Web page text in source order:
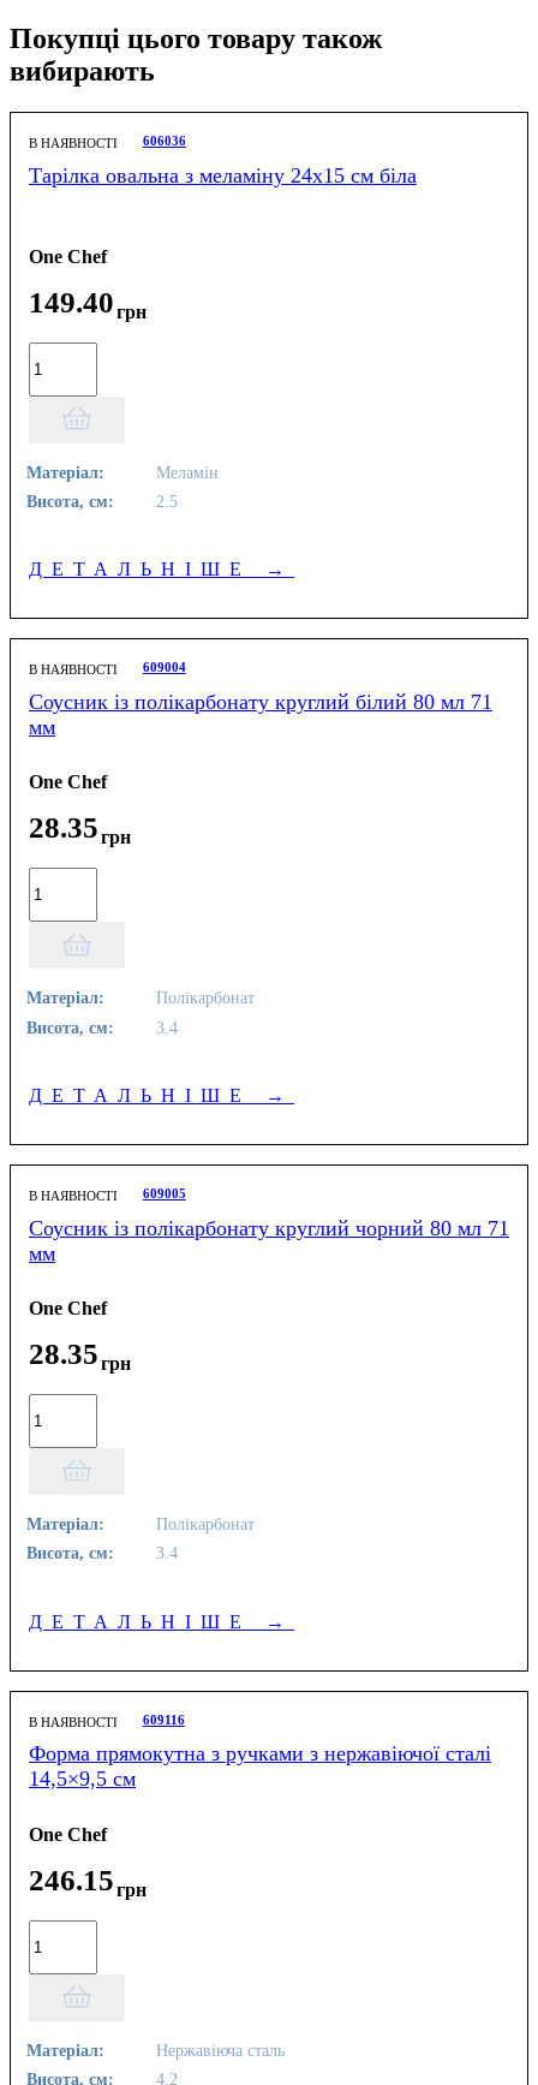
Покупці цього товару також
вибирають
В НАЯВНОСТІ 606036
Тарілка овальна з меламіну 24х15 см біла
One Chef
149.40грн
Матеріал:
Меламін
Висота, см:
2.5
ДЕТАЛЬНІШЕ →
В НАЯВНОСТІ 609004
Соусник із полікарбонату круглий білий 80 мл 71
мм
One Chef
28.35грн
Матеріал:
Полікарбонат
Висота, см:
3.4
ДЕТАЛЬНІШЕ →
В НАЯВНОСТІ 609005
Соусник із полікарбонату круглий чорний 80 мл 71
мм
One Chef
28.35грн
Матеріал:
Полікарбонат
Висота, см:
3.4
ДЕТАЛЬНІШЕ →
В НАЯВНОСТІ 609116
Форма прямокутна з ручками з нержавіючої сталі
14,5×9,5 см
One Chef
246.15грн
Матеріал:
Нержавіюча сталь
Висота, см:
4.2